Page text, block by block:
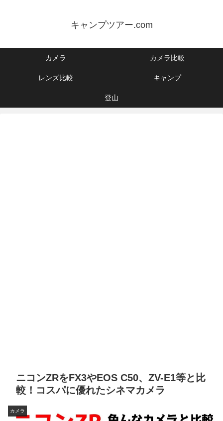
キャンプツアー.com
カメラ カメラ比較
レンズ比較 キャンプ
登山
ニコンZRをFX3やEOS C50、ZV-E1等と比
較！コスパに優れたシネマカメラ
カメラ